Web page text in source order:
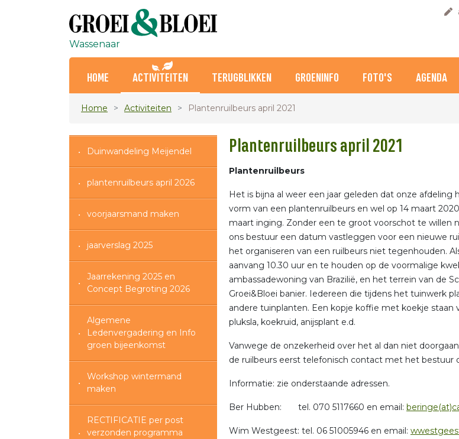
Wassenaar
HOME ACTIVITEITEN TERUGBLIKKEN GROENINFO FOTO'S AGENDA
Home Activiteiten Plantenruilbeurs april 2021
Duinwandeling Meijendel
plantenruilbeurs april 2026
voorjaarsmand maken
jaarverslag 2025
Jaarrekening 2025 en
Concept Begroting 2026
Algemene
Ledenvergadering en Info
groen bijeenkomst
Workshop wintermand
maken
RECTIFICATIE per post
verzonden programma
Plantenruilbeurs april 2021
Plantenruilbeurs
Het is bijna al weer een jaar geleden dat onze
vorm van een plantenruilbeurs en wel op 14 maart
maart inging. Zonder een te groot voorschot te willen
ons bestuur een datum vastleggen voor een nieuwe
het organiseren van een ruilbeurs niet tegenhouden.
aanvang 10.30 uur en te houden op de voormalige
ambassadewoning van Brazilië, en het terrein van de
Groei&Bloei banier. Iedereen die tijdens het tuinwerk
andere tuinplanten. Een kopje koffie met koekje
pluksla, koekruid, anijsplant e.d.
Vanwege de onzekerheid over het al dan niet
de ruilbeurs eerst telefonisch contact met het bestuur
Informatie: zie onderstaande adressen.
Ber Hubben: tel. 070 5117660 en email:
Wim Westgeest: tel. 06 51005946 en email: